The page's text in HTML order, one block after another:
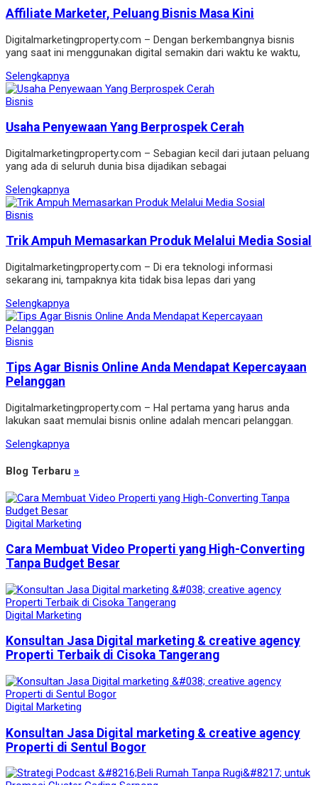
Affiliate Marketer, Peluang Bisnis Masa Kini
Digitalmarketingproperty.com – Dengan berkembangnya bisnis
yang saat ini menggunakan digital semakin dari waktu ke waktu,
Selengkapnya
Bisnis
Usaha Penyewaan Yang Berprospek Cerah
Digitalmarketingproperty.com – Sebagian kecil dari jutaan peluang
yang ada di seluruh dunia bisa dijadikan sebagai
Selengkapnya
Bisnis
Trik Ampuh Memasarkan Produk Melalui Media Sosial
Digitalmarketingproperty.com – Di era teknologi informasi
sekarang ini, tampaknya kita tidak bisa lepas dari yang
Selengkapnya
Bisnis
Tips Agar Bisnis Online Anda Mendapat Kepercayaan
Pelanggan
Digitalmarketingproperty.com – Hal pertama yang harus anda
lakukan saat memulai bisnis online adalah mencari pelanggan.
Selengkapnya
Blog Terbaru »
Digital Marketing
Cara Membuat Video Properti yang High-Converting
Tanpa Budget Besar
Digital Marketing
Konsultan Jasa Digital marketing & creative agency
Properti Terbaik di Cisoka Tangerang
Digital Marketing
Konsultan Jasa Digital marketing & creative agency
Properti di Sentul Bogor